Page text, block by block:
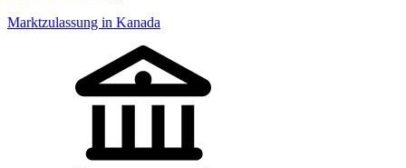
Marktzulassung in Kanada